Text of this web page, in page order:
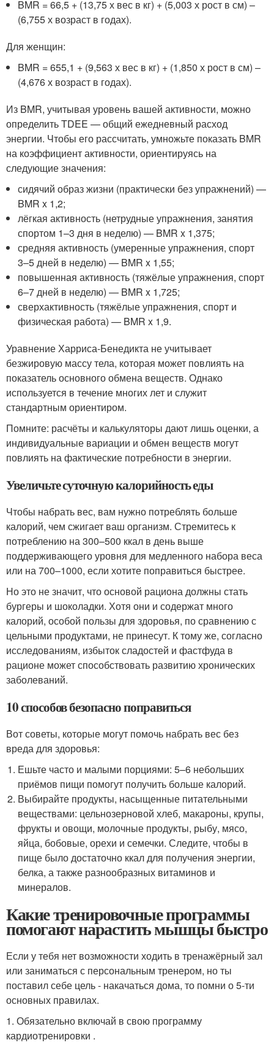
BMR = 66,5 + (13,75 х вес в кг) + (5,003 х рост в см) –
(6,755 х возраст в годах).
Для женщин:
BMR = 655,1 + (9,563 х вес в кг) + (1,850 х рост в см) –
(4,676 х возраст в годах).
Из BMR, учитывая уровень вашей активности, можно
определить TDEE — общий ежедневный расход
энергии. Чтобы его рассчитать, умножьте показать BMR
на коэффициент активности, ориентируясь на
следующие значения:
сидячий образ жизни (практически без упражнений) —
BMR x 1,2;
лёгкая активность (нетрудные упражнения, занятия
спортом 1–3 дня в неделю) — BMR x 1,375;
средняя активность (умеренные упражнения, спорт
3–5 дней в неделю) — BMR x 1,55;
повышенная активность (тяжёлые упражнения, спорт
6–7 дней в неделю) — BMR x 1,725;
сверхактивность (тяжёлые упражнения, спорт и
физическая работа) — BMR x 1,9.
Уравнение Харриса-Бенедикта не учитывает
безжировую массу тела, которая может повлиять на
показатель основного обмена веществ. Однако
используется в течение многих лет и служит
стандартным ориентиром.
Помните: расчёты и калькуляторы дают лишь оценки, а
индивидуальные вариации и обмен веществ могут
повлиять на фактические потребности в энергии.
Увеличьте суточную калорийность еды
Чтобы набрать вес, вам нужно потреблять больше
калорий, чем сжигает ваш организм. Стремитесь к
потреблению на 300–500 ккал в день выше
поддерживающего уровня для медленного набора веса
или на 700–1000, если хотите поправиться быстрее.
Но это не значит, что основой рациона должны стать
бургеры и шоколадки. Хотя они и содержат много
калорий, особой пользы для здоровья, по сравнению с
цельными продуктами, не принесут. К тому же, согласно
исследованиям, избыток сладостей и фастфуда в
рационе может способствовать развитию хронических
заболеваний.
10 способов безопасно поправиться
Вот советы, которые могут помочь набрать вес без
вреда для здоровья:
Ешьте часто и малыми порциями: 5–6 небольших
приёмов пищи помогут получить больше калорий.
Выбирайте продукты, насыщенные питательными
веществами: цельнозерновой хлеб, макароны, крупы,
фрукты и овощи, молочные продукты, рыбу, мясо,
яйца, бобовые, орехи и семечки. Следите, чтобы в
пище было достаточно ккал для получения энергии,
белка, а также разнообразных витаминов и
минералов.
Какие тренировочные программы
помогают нарастить мышцы быстро
Если у тебя нет возможности ходить в тренажёрный зал
или заниматься с персональным тренером, но ты
поставил себе цель - накачаться дома, то помни о 5-ти
основных правилах.
1. Обязательно включай в свою программу
кардиотренировки .